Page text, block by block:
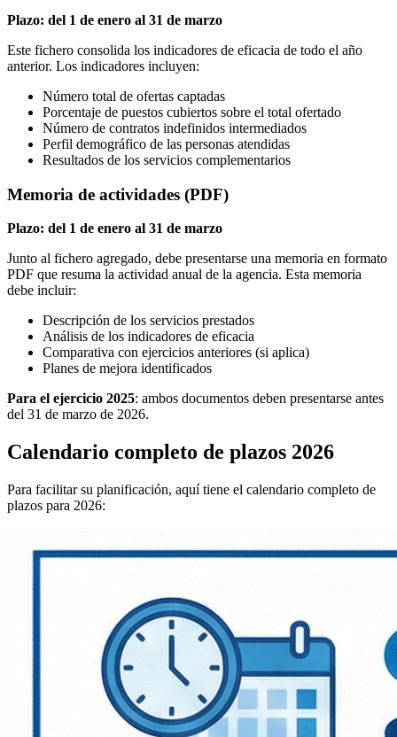
Plazo: del 1 de enero al 31 de marzo
Este fichero consolida los indicadores de eficacia de todo el año
anterior. Los indicadores incluyen:
Número total de ofertas captadas
Porcentaje de puestos cubiertos sobre el total ofertado
Número de contratos indefinidos intermediados
Perfil demográfico de las personas atendidas
Resultados de los servicios complementarios
Memoria de actividades (PDF)
Plazo: del 1 de enero al 31 de marzo
Junto al fichero agregado, debe presentarse una memoria en formato
PDF que resuma la actividad anual de la agencia. Esta memoria
debe incluir:
Descripción de los servicios prestados
Análisis de los indicadores de eficacia
Comparativa con ejercicios anteriores (si aplica)
Planes de mejora identificados
Para el ejercicio 2025: ambos documentos deben presentarse antes
del 31 de marzo de 2026.
Calendario completo de plazos 2026
Para facilitar su planificación, aquí tiene el calendario completo de
plazos para 2026: